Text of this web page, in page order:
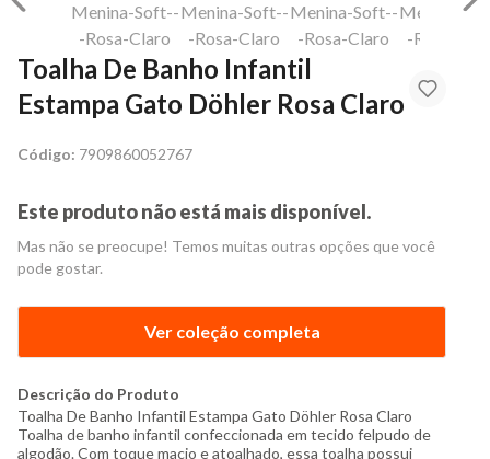
Toalha De Banho Infantil
Estampa Gato Döhler Rosa Claro
Código: 7909860052767
Este produto não está mais disponível.
Mas não se preocupe! Temos muitas outras opções que você
pode gostar.
Ver coleção completa
Descrição do Produto
Toalha De Banho Infantil Estampa Gato Döhler Rosa Claro
Toalha de banho infantil confeccionada em tecido felpudo de
algodão. Com toque macio e atoalhado, essa toalha possui